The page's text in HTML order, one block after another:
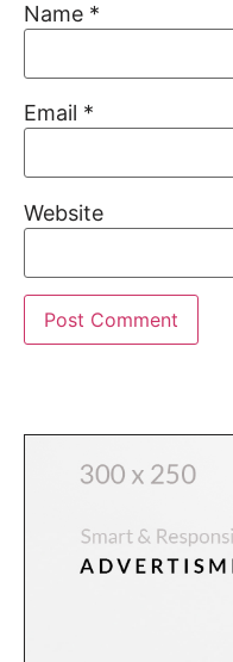
Name *
Email *
Website